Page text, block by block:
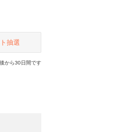
抽選
から30日間です